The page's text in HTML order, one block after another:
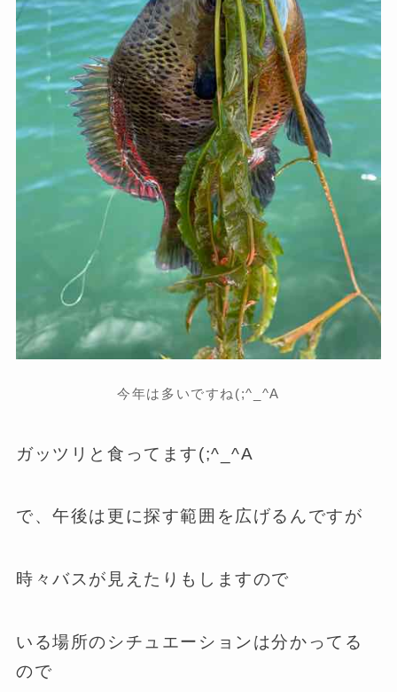
今年は多いですね(;^_^A
ガッツリと食ってます(;^_^A
で、午後は更に探す範囲を広げるんですが
時々バスが見えたりもしますので
いる場所のシチュエーションは分かってる
ので